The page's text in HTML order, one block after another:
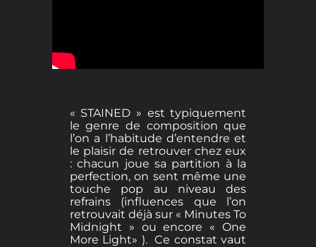
« STAINED » est typiquement
le genre de composition que
l’on a l’habitude d’entendre et
le plaisir de retrouver chez eux
: chacun joue sa partition à la
perfection, on sent même une
touche pop au niveau des
refrains (influences que l’on
retrouvait déjà sur « Minutes To
Midnight » ou encore « One
More Light» ). Ce constat vaut